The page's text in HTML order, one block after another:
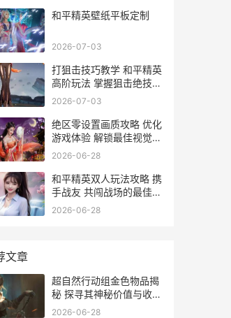
和平精英壁纸平板定制
2026-07-03
打狙击技巧教学 和平精英
高阶玩法 掌握狙击绝技攻
略
2026-07-03
绝区零设置画质攻略 优化
游戏体验 解锁最佳视觉效
果
2026-06-28
和平精英双人玩法攻略 携
手战友 共闯战场的最佳搭
档技巧
2026-06-28
文章
超自然行动组金色物品揭
秘 探寻其神秘价值与收藏
价值
2026-06-28